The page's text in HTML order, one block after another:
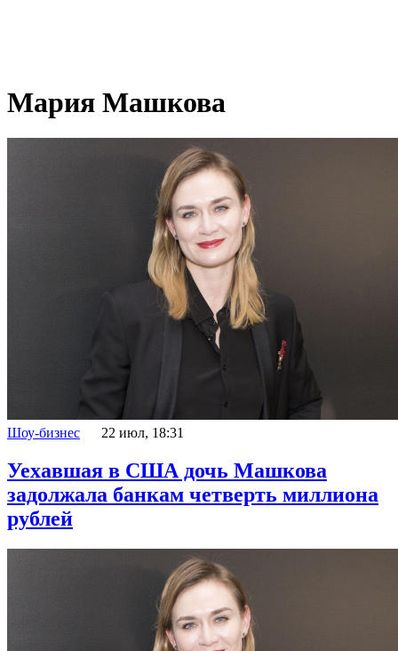
Мария Машкова
Шоу-бизнес 22 июл, 18:31
Уехавшая в США дочь Машкова
задолжала банкам четверть миллиона
рублей